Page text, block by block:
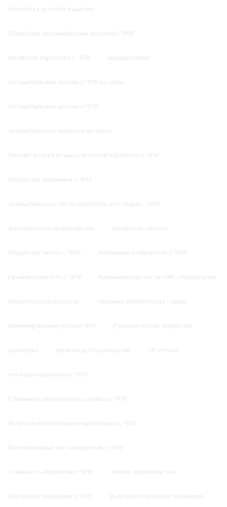
обработка деталей тормозов
Обработка автомобильных деталей с ЧПУ
китайская обработка с ЧПУ анодирование
Автомобильные детали с ЧПУ на заказ
Автомобильные детали с ЧПУ
автомобильные запчасти на заказ
Онлайн-услуги по механической обработке с ЧПУ
Обработка алюминия с ЧПУ
автомобильные части обработки на станках с ЧПУ
высокоточное производство Титановые сплавы
Обработка титана с ЧПУ Алюминий в обработке с ЧПУ
Промышленность с ЧПУ Алюминиевые части CNC обрабатывая
обработка поверхности токарная обработка на станке
индивидуальные услуги ЧПУ Руководство по обработке
развертка производство разверток 3D-печать
что такое обработка с ЧПУ
Стоимость обработки на станках с ЧПУ
Услуги по изготовлению прототипов с ЧПУ
Изготовленные на заказ детали с ЧПУ
Стоимость обработки с ЧПУ точное производство
Обработка алюминия с ЧПУ Услуги по обработке алюминия